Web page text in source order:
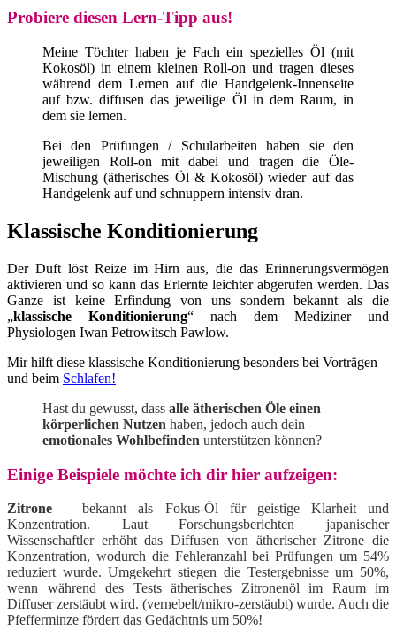
Probiere diesen Lern-Tipp aus!
Meine Töchter haben je Fach ein spezielles Öl (mit
Kokosöl) in einem kleinen Roll-on und tragen dieses
während dem Lernen auf die Handgelenk-Innenseite
auf bzw. diffusen das jeweilige Öl in dem Raum, in
dem sie lernen.
Bei den Prüfungen / Schularbeiten haben sie den
jeweiligen Roll-on mit dabei und tragen die Öle-
Mischung (ätherisches Öl & Kokosöl) wieder auf das
Handgelenk auf und schnuppern intensiv dran.
Klassische Konditionierung
Der Duft löst Reize im Hirn aus, die das Erinnerungsvermögen
aktivieren und so kann das Erlernte leichter abgerufen werden. Das
Ganze ist keine Erfindung von uns sondern bekannt als die
„klassische Konditionierung“ nach dem Mediziner und
Physiologen Iwan Petrowitsch Pawlow.
Mir hilft diese klassische Konditionierung besonders bei Vorträgen
und beim Schlafen!
Hast du gewusst, dass alle ätherischen Öle einen
körperlichen Nutzen haben, jedoch auch dein
emotionales Wohlbefinden unterstützen können?
Einige Beispiele möchte ich dir hier aufzeigen:
Zitrone – bekannt als Fokus-Öl für geistige Klarheit und
Konzentration. Laut Forschungsberichten japanischer
Wissenschaftler erhöht das Diffusen von ätherischer Zitrone die
Konzentration, wodurch die Fehleranzahl bei Prüfungen um 54%
reduziert wurde. Umgekehrt stiegen die Testergebnisse um 50%,
wenn während des Tests ätherisches Zitronenöl im Raum im
Diffuser zerstäubt wird. (vernebelt/mikro-zerstäubt) wurde. Auch die
Pfefferminze fördert das Gedächtnis um 50%!